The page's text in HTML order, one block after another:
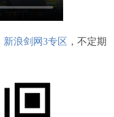
新浪剑网3专区 ，不定期